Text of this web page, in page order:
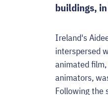
buildings,
Ireland's
interspersed
animated
animators,
Following the